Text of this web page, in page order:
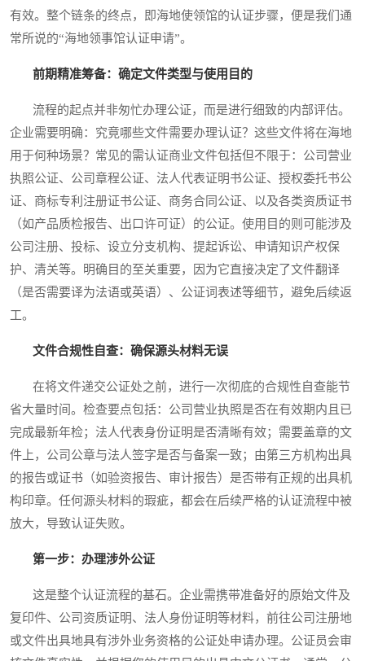
有效。整个链条的终点，即海地使领馆的认证步骤，便是我们通
常所说的“海地领事馆认证申请”。
前期精准筹备：确定文件类型与使用目的
流程的起点并非匆忙办理公证，而是进行细致的内部评估。
企业需要明确：究竟哪些文件需要办理认证？这些文件将在海地
用于何种场景？常见的需认证商业文件包括但不限于：公司营业
执照公证、公司章程公证、法人代表证明书公证、授权委托书公
证、商标专利注册证书公证、商务合同公证、以及各类资质证书
（如产品质检报告、出口许可证）的公证。使用目的则可能涉及
公司注册、投标、设立分支机构、提起诉讼、申请知识产权保
护、清关等。明确目的至关重要，因为它直接决定了文件翻译
（是否需要译为法语或英语）、公证词表述等细节，避免后续返
工。
文件合规性自查：确保源头材料无误
在将文件递交公证处之前，进行一次彻底的合规性自查能节
省大量时间。检查要点包括：公司营业执照是否在有效期内且已
完成最新年检；法人代表身份证明是否清晰有效；需要盖章的文
件上，公司公章与法人签字是否与备案一致；由第三方机构出具
的报告或证书（如验资报告、审计报告）是否带有正规的出具机
构印章。任何源头材料的瑕疵，都会在后续严格的认证流程中被
放大，导致认证失败。
第一步：办理涉外公证
这是整个认证流程的基石。企业需携带准备好的原始文件及
复印件、公司资质证明、法人身份证明等材料，前往公司注册地
或文件出具地具有涉外业务资格的公证处申请办理。公证员会审